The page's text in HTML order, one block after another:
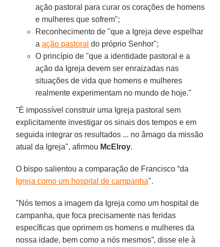
ação pastoral para curar os corações de homens
e mulheres que sofrem";
Reconhecimento de "que a Igreja deve espelhar
aação pastoral do próprio Senhor";
O princípio de "que a identidade pastoral e a
ação da Igreja devem ser enraizadas nas
situações de vida que homens e mulheres
realmente experimentam no mundo de hoje."
"É impossível construir uma Igreja pastoral sem
explicitamente investigar os sinais dos tempos e em
seguida integrar os resultados ... no âmago da missão
atual da Igreja", afirmou McElroy.
O bispo salientou a comparação de Francisco “da
Igreja como um hospital de campanha".
"Nós temos a imagem da Igreja como um hospital de
campanha, que foca precisamente nas feridas
específicas que oprimem os homens e mulheres da
nossa idade, bem como a nós mesmos”, disse ele à